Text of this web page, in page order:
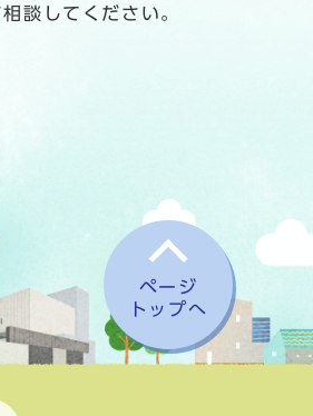
談してください。
ページ
トップへ